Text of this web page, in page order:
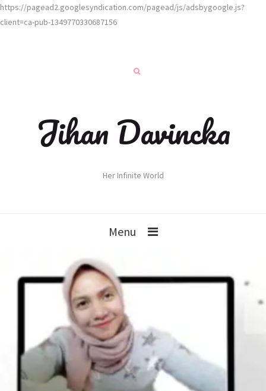
https://pagead2.googlesyndication.com/pagead/js/adsbygoogle.js?
client=ca-pub-1349770330687156
Jihan Davincka
Her Infinite World
Menu